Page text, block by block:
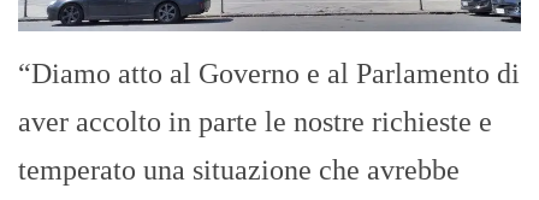
“Diamo atto al Governo e al Parlamento di
aver accolto in parte le nostre richieste e
temperato una situazione che avrebbe